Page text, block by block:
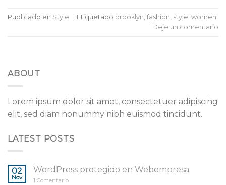
Publicado en Style | Etiquetado brooklyn fashion style women
Deje un comentario
ABOUT
Lorem ipsum dolor sit amet, consectetuer adipiscing
elit, sed diam nonummy nibh euismod tincidunt.
LATEST POSTS
02
Nov
WordPress protegido en Webempresa
1 Comentario